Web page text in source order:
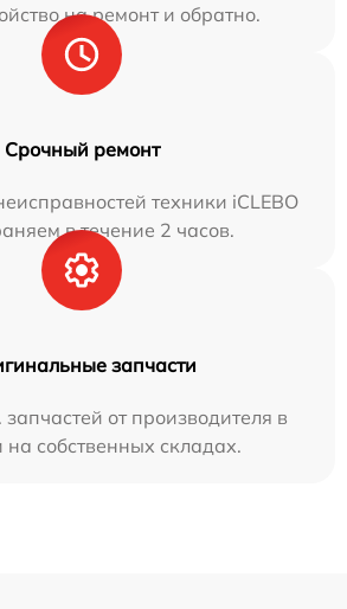
на ремонт и обратно.
Срочный ремонт
техники iCLEBO
в течение 2 часов.
запчасти
от производителя в
на собственных складах.